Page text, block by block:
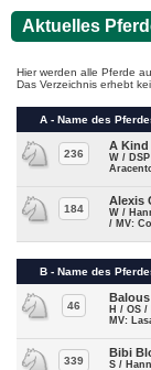
Aktuelles
Hier werden alle Pferde
Das Verzeichnis erhebt
A - Name des
236
A Kind
W /
184
Alexis
W /
/ MV:
B - Name des
46
H / OS
MV:
339
Bibi
S /